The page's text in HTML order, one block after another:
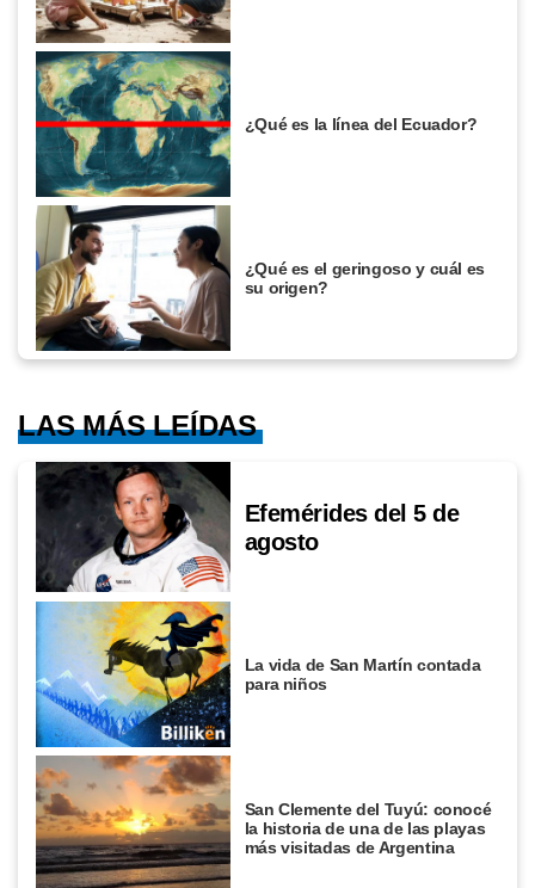
¿Qué es la línea del Ecuador?
¿Qué es el geringoso y cuál es
su origen?
LAS MÁS LEÍDAS
Efemérides del 5 de
agosto
La vida de San Martín contada
para niños
San Clemente del Tuyú: conocé
la historia de una de las playas
más visitadas de Argentina